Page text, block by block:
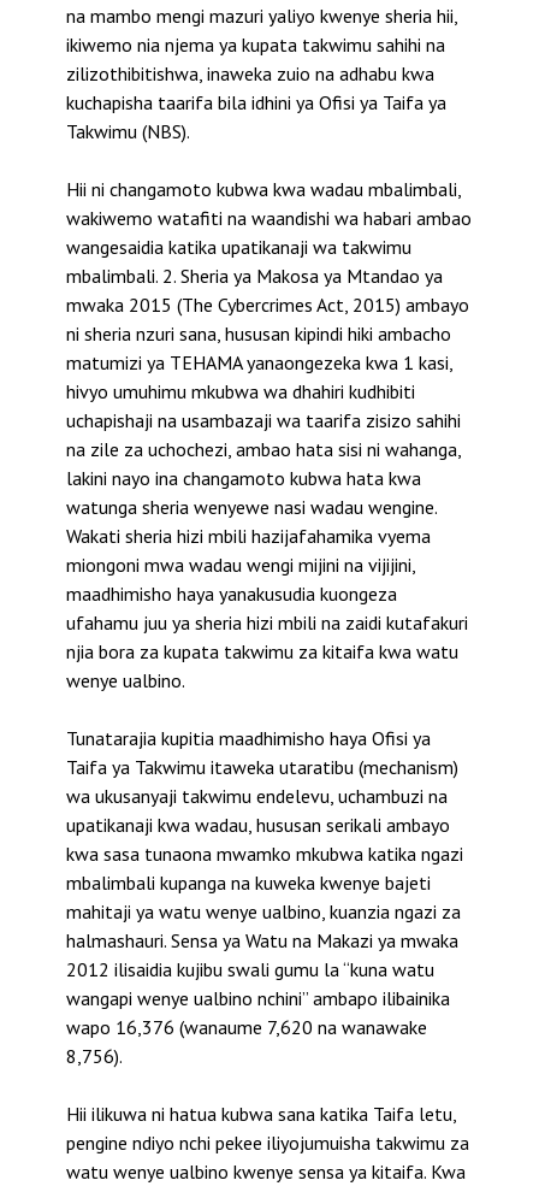
na mambo mengi mazuri yaliyo kwenye sheria hii,
ikiwemo nia njema ya kupata takwimu sahihi na
zilizothibitishwa, inaweka zuio na adhabu kwa
kuchapisha taarifa bila idhini ya Ofisi ya Taifa ya
Takwimu (NBS).
Hii ni changamoto kubwa kwa wadau mbalimbali,
wakiwemo watafiti na waandishi wa habari ambao
wangesaidia katika upatikanaji wa takwimu
mbalimbali. 2. Sheria ya Makosa ya Mtandao ya
mwaka 2015 (The Cybercrimes Act, 2015) ambayo
ni sheria nzuri sana, hususan kipindi hiki ambacho
matumizi ya TEHAMA yanaongezeka kwa 1 kasi,
hivyo umuhimu mkubwa wa dhahiri kudhibiti
uchapishaji na usambazaji wa taarifa zisizo sahihi
na zile za uchochezi, ambao hata sisi ni wahanga,
lakini nayo ina changamoto kubwa hata kwa
watunga sheria wenyewe nasi wadau wengine.
Wakati sheria hizi mbili hazijafahamika vyema
miongoni mwa wadau wengi mijini na vijijini,
maadhimisho haya yanakusudia kuongeza
ufahamu juu ya sheria hizi mbili na zaidi kutafakuri
njia bora za kupata takwimu za kitaifa kwa watu
wenye ualbino.
Tunatarajia kupitia maadhimisho haya Ofisi ya
Taifa ya Takwimu itaweka utaratibu (mechanism)
wa ukusanyaji takwimu endelevu, uchambuzi na
upatikanaji kwa wadau, hususan serikali ambayo
kwa sasa tunaona mwamko mkubwa katika ngazi
mbalimbali kupanga na kuweka kwenye bajeti
mahitaji ya watu wenye ualbino, kuanzia ngazi za
halmashauri. Sensa ya Watu na Makazi ya mwaka
2012 ilisaidia kujibu swali gumu la “kuna watu
wangapi wenye ualbino nchini” ambapo ilibainika
wapo 16,376 (wanaume 7,620 na wanawake
8,756).
Hii ilikuwa ni hatua kubwa sana katika Taifa letu,
pengine ndiyo nchi pekee iliyojumuisha takwimu za
watu wenye ualbino kwenye sensa ya kitaifa. Kwa